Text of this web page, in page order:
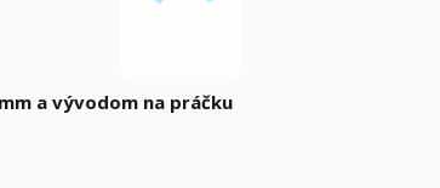
a vývodom na práčku